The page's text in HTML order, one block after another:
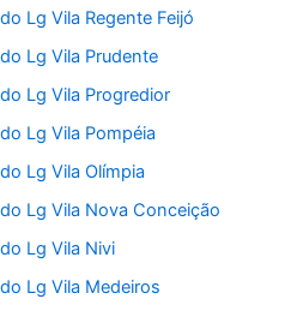
Lg Vila Regente Feijó
Lg Vila Prudente
Lg Vila Progredior
Lg Vila Pompéia
Lg Vila Olímpia
Lg Vila Nova Conceição
Lg Vila Nivi
Lg Vila Medeiros